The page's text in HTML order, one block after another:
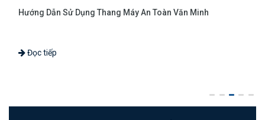
Hướng Dẫn Sử Dụng Thang Máy An Toàn Văn Minh
Đọc tiếp